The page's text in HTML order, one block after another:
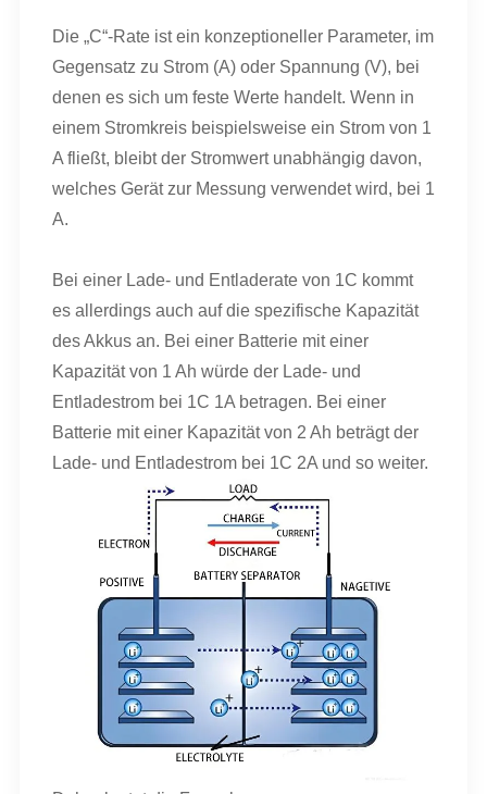
Die „C“-Rate ist ein konzeptioneller Parameter, im
Gegensatz zu Strom (A) oder Spannung (V), bei
denen es sich um feste Werte handelt. Wenn in
einem Stromkreis beispielsweise ein Strom von 1
A fließt, bleibt der Stromwert unabhängig davon,
welches Gerät zur Messung verwendet wird, bei 1
A.
Bei einer Lade- und Entladerate von 1C kommt
es allerdings auch auf die spezifische Kapazität
des Akkus an. Bei einer Batterie mit einer
Kapazität von 1 Ah würde der Lade- und
Entladestrom bei 1C 1A betragen. Bei einer
Batterie mit einer Kapazität von 2 Ah beträgt der
Lade- und Entladestrom bei 1C 2A und so weiter.